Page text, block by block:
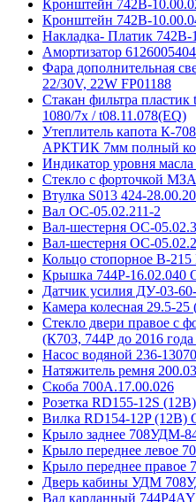
Кронштейн 742В-
Кронштейн 742В-
Накладка- Платик
Амортизатор
Фара дополнительная
22/30V, 22W FP01188
Стакан фильтра
1080/7x / t08.11.078(EQ)
Утеплитель капота К-
АРКТИК 7мм полный
Индикатор уровня
Стекло с форточкой
Втулка S013 424-
Вал ОС-05.02.211-2
Вал-шестерня ОС-
Вал-шестерня ОС-
Кольцо стопорное В-
Крышка 744Р-
Датчик усилия ДУ-03-
Камера колесная 29.5-25
Стекло двери правое с
(К703, 744Р до 2016
Насос водяной 236-
Натяжитель ремня
Скоба 700А.17.00.026
Розетка RD155-12S
Вилка RD154-12P
Крыло заднее 708УДМ-
Крыло переднее левое
Крыло переднее правое
Дверь кабины УДМ
Вал карданный